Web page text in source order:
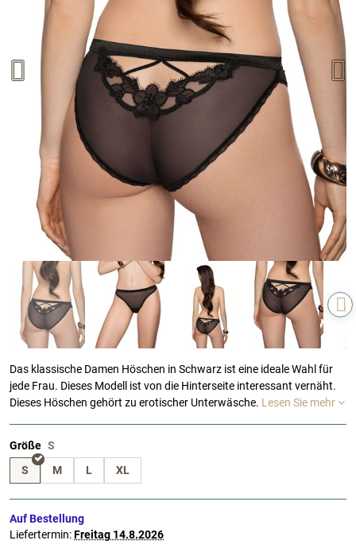
Das klassische Damen Höschen in Schwarz ist eine ideale Wahl für
jede Frau. Dieses Modell ist von die Hinterseite interessant vernäht.
Dieses Höschen gehört zu erotischer Unterwäsche. Lesen Sie mehr
Größe
S
M L XL
Auf Bestellung
Liefertermin:Freitag 14.8.2026